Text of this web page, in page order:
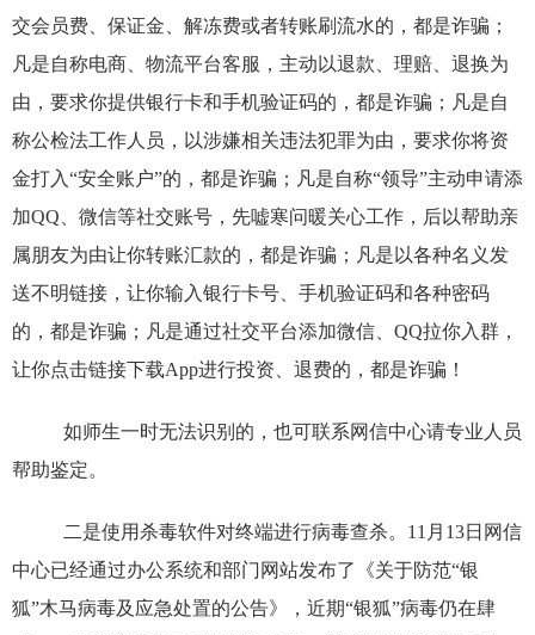
交会员费、保证金、解冻费或者转账刷流水的，都是诈骗；
凡是自称电商、物流平台客服，主动以退款、理赔、退换为
由，要求你提供银行卡和手机验证码的，都是诈骗；凡是自
称公检法工作人员，以涉嫌相关违法犯罪为由，要求你将资
金打入“安全账户”的，都是诈骗；凡是自称“领导”主动申请添
加QQ、微信等社交账号，先嘘寒问暖关心工作，后以帮助亲
属朋友为由让你转账汇款的，都是诈骗；凡是以各种名义发
送不明链接，让你输入银行卡号、手机验证码和各种密码
的，都是诈骗；凡是通过社交平台添加微信、QQ拉你入群，
让你点击链接下载App进行投资、退费的，都是诈骗！
如师生一时无法识别的，也可联系网信中心请专业人员
帮助鉴定。
二是使用杀毒软件对终端进行病毒查杀。 11月13日网信
中心已经通过办公系统和部门网站发布了《关于防范“银
狐”木马病毒及应急处置的公告》，近期“银狐”病毒仍在肆